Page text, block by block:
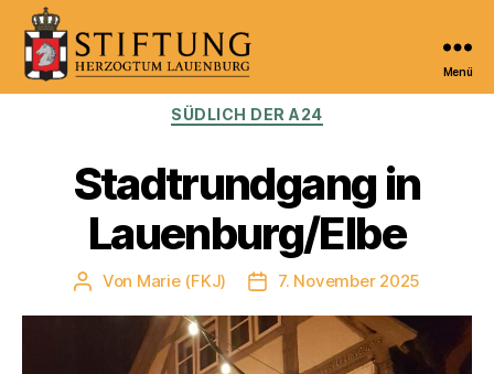
Kulturportal
Herzogtum
Lauenburg
Menü
Kategorien
SÜDLICH DER A24
Stadtrundgang in
Lauenburg/Elbe
Beitragsautor
Von Marie (FKJ) Veröffentlichungsdatum
7. November 2025